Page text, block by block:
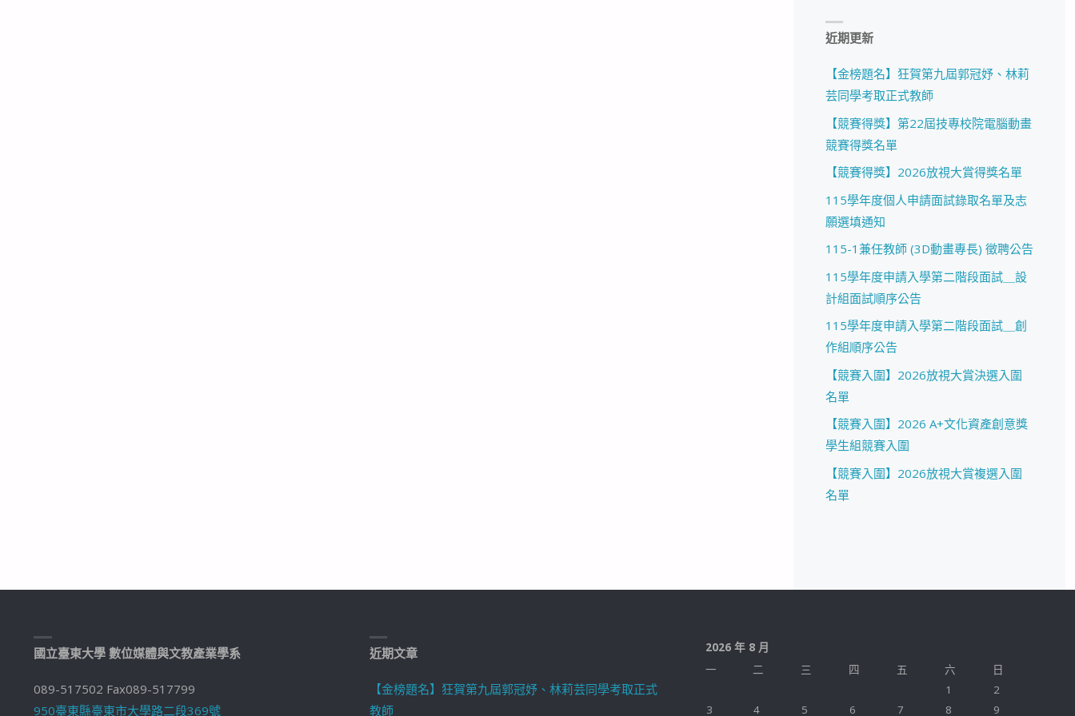
近期更新
【金榜題名】狂賀第九屆郭冠妤、林莉
芸同學考取正式教師
【競賽得獎】第22屆技專校院電腦動畫
競賽得獎名單
【競賽得獎】2026放視大賞得獎名單
115學年度個人申請面試錄取名單及志
願選填通知
115-1兼任教師 (3D動畫專長) 徵聘公告
115學年度申請入學第二階段面試＿設
計組面試順序公告
115學年度申請入學第二階段面試＿創
作組順序公告
【競賽入圍】2026放視大賞決選入圍
名單
【競賽入圍】2026 A+文化資產創意獎
學生組競賽入圍
【競賽入圍】2026放視大賞複選入圍
名單
國立臺東大學 數位媒體與文教產業學系
089-517502 Fax089-517799
950臺東縣臺東市大學路二段369號
近期文章
【金榜題名】狂賀第九屆郭冠妤、林莉芸同學考取正式
教師
2026 年 8 月
一
二 三 四 五 六
日
1
2
3
4 5 6 7 8 9